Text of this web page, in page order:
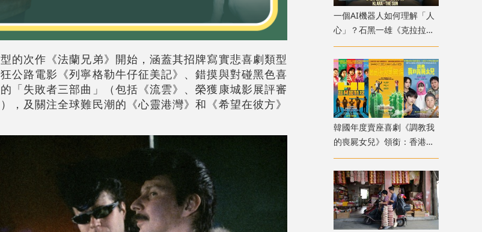
的次作《法蘭兄弟》開始，涵蓋其招牌寫實悲喜劇類型
公路電影《列寧格勒牛仔征美記》、錯摸與對碰黑色喜
「失敗者三部曲」（包括《流雲》、榮獲康城影展評審
，及關注全球難民潮的《心靈港灣》和《希望在彼方》
一個AI機器人如何理解「人
心」？石黑一雄《克拉拉與
太陽》改編電影十月上映
韓國年度賣座喜劇《調教我
的喪屍女兒》領銜：香港韓
國電影週8月放映